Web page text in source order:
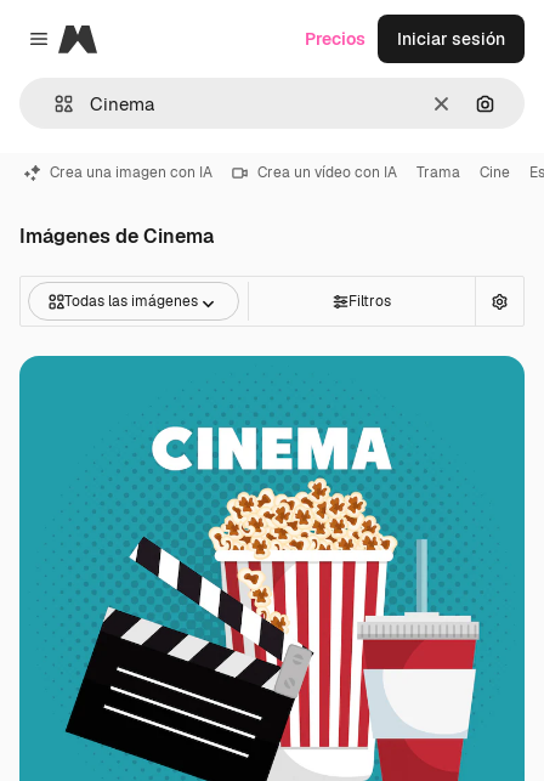
Close menu
Magnific
Borrar
Precios Iniciar sesión
Crea una imagen con IA Crea un vídeo con IA Trama Cine
Imágenes de Cinema
Todas las imágenes Filtros